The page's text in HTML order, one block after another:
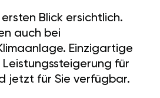
Blick ersichtlich.
auch bei
Einzigartige
Leistungssteigerung für
jetzt für Sie verfügbar.